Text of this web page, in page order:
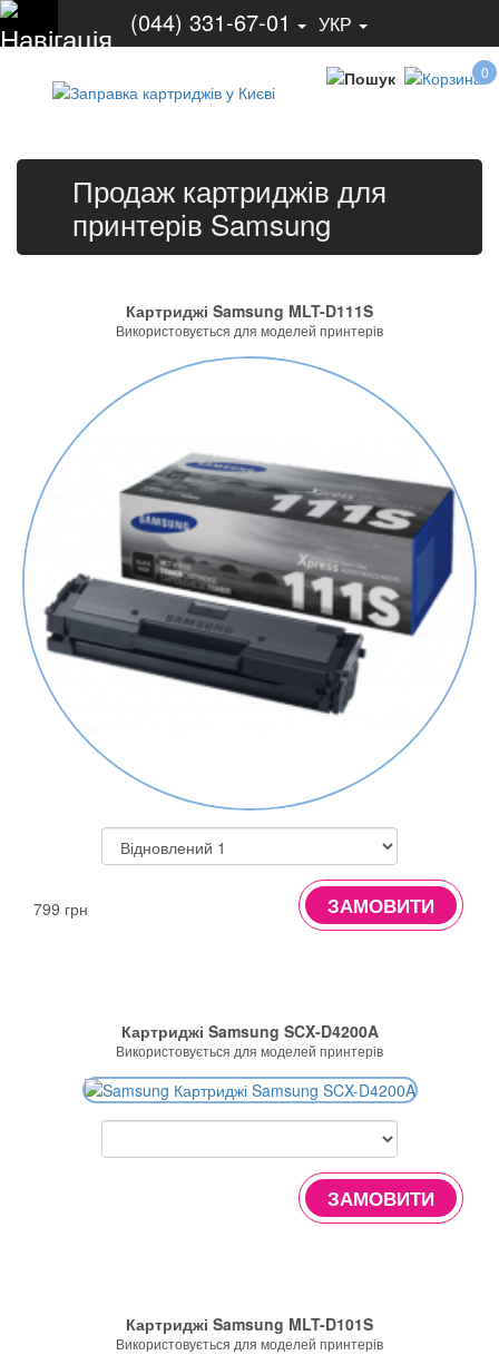
(044) 331-67-01 УКР
0
Продаж картриджів для
принтерів Samsung
Картриджі Samsung MLT-D111S
Використовується для моделей принтерів
799 грн ЗАМОВИТИ
Картриджі Samsung SCX-D4200A
Використовується для моделей принтерів
ЗАМОВИТИ
Картриджі Samsung MLT-D101S
Використовується для моделей принтерів